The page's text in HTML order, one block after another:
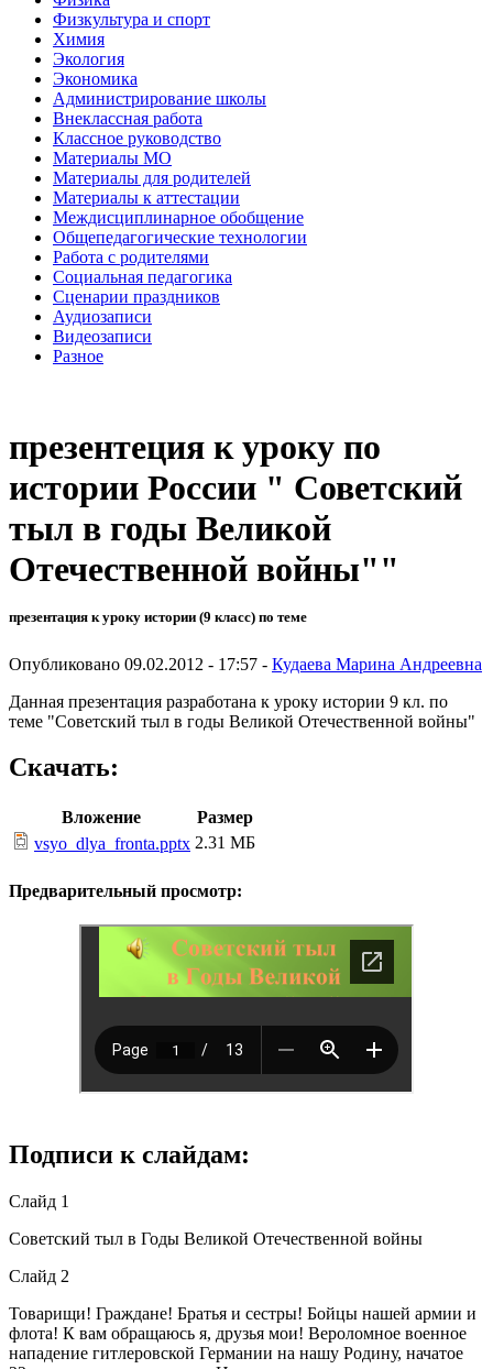
Физкультура и спорт
Химия
Экология
Экономика
Администрирование школы
Внеклассная работа
Классное руководство
Материалы МО
Материалы для родителей
Материалы к аттестации
Междисциплинарное обобщение
Общепедагогические технологии
Работа с родителями
Социальная педагогика
Сценарии праздников
Аудиозаписи
Видеозаписи
Разное
презентеция к уроку по
истории России " Советский
тыл в годы Великой
Отечественной войны""
презентация к уроку истории (9 класс) по теме
Опубликовано 09.02.2012 - 17:57 - Кудаева Марина Андреевна
Данная презентация разработана к уроку истории 9 кл. по
теме "Советский тыл в годы Великой Отечественной войны"
Скачать:
Вложение
Размер
vsyo_dlya_fronta.pptx 2.31 МБ
Предварительный просмотр:
Подписи к слайдам:
Слайд 1
Советский тыл в Годы Великой Отечественной войны
Слайд 2
Товарищи! Граждане! Братья и сестры! Бойцы нашей армии и
флота! К вам обращаюсь я, друзья мои! Вероломное военное
нападение гитлеровской Германии на нашу Родину, начатое